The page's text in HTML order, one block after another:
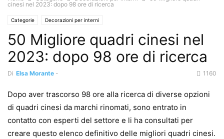
cinesi nel 2023: dopo 98 ore di ricerca
Categorie Decorazioni per interni
50 Migliore quadri cinesi nel
2023: dopo 98 ore di ricerca
Di Elsa Morante - 1160
Dopo aver trascorso 98 ore alla ricerca di diverse opzioni
di quadri cinesi da marchi rinomati, sono entrato in
contatto con esperti del settore e li ha consultati per
creare questo elenco definitivo delle migliori quadri cinesi.